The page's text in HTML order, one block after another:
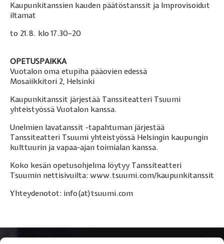
Kaupunkitanssien kauden päätöstanssit ja Improvisoidut
iltamat
to 21.8. klo 17.30–20
OPETUSPAIKKA
Vuotalon oma etupiha pääovien edessä
Mosaiikkitori 2, Helsinki
Kaupunkitanssit järjestää Tanssiteatteri Tsuumi
yhteistyössä Vuotalon kanssa.
Unelmien lavatanssit -tapahtuman järjestää
Tanssiteatteri Tsuumi yhteistyössä Helsingin kaupungin
kulttuurin ja vapaa-ajan toimialan kanssa.
Koko kesän opetusohjelma löytyy Tanssiteatteri
Tsuumin nettisivuilta: www.tsuumi.com/kaupunkitanssit
Yhteydenotot: info(at)tsuumi.com